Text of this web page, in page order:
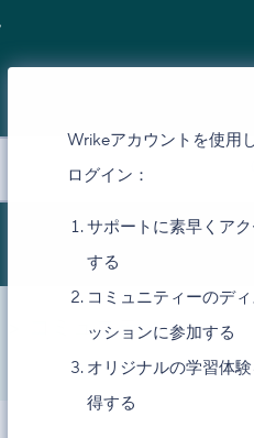
Wrikeアカウントを使用
ログイン：
サポートに素早くア
する
コミュニティーのデ
ッションに参加する
オリジナルの学習体
得する
コミュニティ